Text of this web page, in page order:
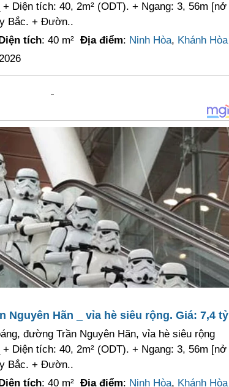
Diện tích: 40, 2m² (ODT). + Ngang: 3, 56m [nở
Bắc. + Đườn..
tích: 40 m² Địa điểm: Ninh Hòa, Khánh Hòa
Nguyên Hãn _ vỉa hè siêu rộng. Giá: 7,4 tỷ
đường Trần Nguyên Hãn, vỉa hè siêu rộng
Diện tích: 40, 2m² (ODT). + Ngang: 3, 56m [nở
Bắc. + Đườn..
tích: 40 m² Địa điểm: Ninh Hòa, Khánh Hòa